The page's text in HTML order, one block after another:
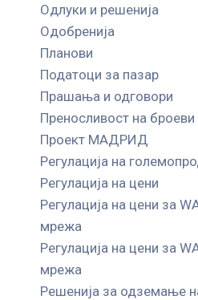
Одлуки и решенија
Одобренија
Планови
Податоци за пазар
Прашања и одговори
Преносливост на броеви
Проект МАДРИД
Регулација на
Регулација на цени
Регулација на цени за
мрежа
Регулација на цени за
мрежа
Решенија за одземање